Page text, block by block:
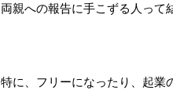
両親への報告に手こずる人って
特に、フリーになったり、起業